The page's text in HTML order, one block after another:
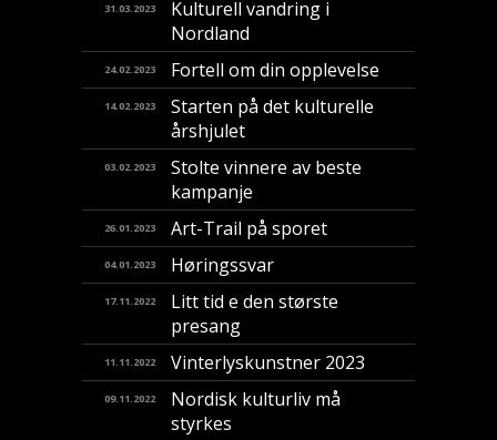
31.03.2023
Kulturell vandring i
Nordland
24.02.2023 Fortell om din opplevelse
14.02.2023
Starten på det kulturelle
årshjulet
03.02.2023
Stolte vinnere av beste
kampanje
26.01.2023 Art-Trail på sporet
04.01.2023 Høringssvar
17.11.2022
Litt tid e den største
presang
11.11.2022 Vinterlyskunstner 2023
09.11.2022
Nordisk kulturliv må
styrkes